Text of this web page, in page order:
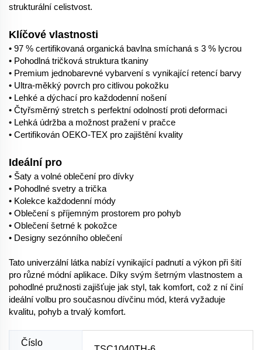
strukturální celistvost.
Klíčové vlastnosti
• 97 % certifikovaná organická bavlna smíchaná s 3 % lycrou
• Pohodlná tričková struktura tkaniny
• Premium jednobarevné vybarvení s vynikající retencí barvy
• Ultra-měkký povrch pro citlivou pokožku
• Lehké a dýchací pro každodenní nošení
• Čtyřsměrný stretch s perfektní odolností proti deformaci
• Lehká údržba a možnost pražení v pračce
• Certifikován OEKO-TEX pro zajištění kvality
Ideální pro
• Šaty a volné oblečení pro dívky
• Pohodlné svetry a trička
• Kolekce každodenní módy
• Oblečení s příjemným prostorem pro pohyb
• Oblečení šetrné k pokožce
• Designy sezónního oblečení
Tato univerzální látka nabízí vynikající padnutí a výkon při šití
pro různé módní aplikace. Díky svým šetrným vlastnostem a
pohodlné pružnosti zajišťuje jak styl, tak komfort, což z ní činí
ideální volbu pro současnou dívčinu mód, která vyžaduje
kvalitu, pohyb a trvalý komfort.
Číslo